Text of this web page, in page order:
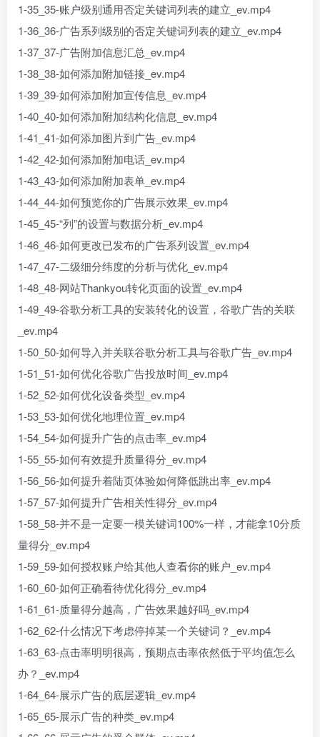
1-35_35-账户级别通用否定关键词列表的建立_ev.mp4
1-36_36-广告系列级别的否定关键词列表的建立_ev.mp4
1-37_37-广告附加信息汇总_ev.mp4
1-38_38-如何添加附加链接_ev.mp4
1-39_39-如何添加附加宣传信息_ev.mp4
1-40_40-如何添加附加结构化信息_ev.mp4
1-41_41-如何添加图片到广告_ev.mp4
1-42_42-如何添加附加电话_ev.mp4
1-43_43-如何添加附加表单_ev.mp4
1-44_44-如何预览你的广告展示效果_ev.mp4
1-45_45-“列”的设置与数据分析_ev.mp4
1-46_46-如何更改已发布的广告系列设置_ev.mp4
1-47_47-二级细分纬度的分析与优化_ev.mp4
1-48_48-网站Thankyou转化页面的设置_ev.mp4
1-49_49-谷歌分析工具的安装转化的设置，谷歌广告的关联
_ev.mp4
1-50_50-如何导入并关联谷歌分析工具与谷歌广告_ev.mp4
1-51_51-如何优化谷歌广告投放时间_ev.mp4
1-52_52-如何优化设备类型_ev.mp4
1-53_53-如何优化地理位置_ev.mp4
1-54_54-如何提升广告的点击率_ev.mp4
1-55_55-如何有效提升质量得分_ev.mp4
1-56_56-如何提升着陆页体验如何降低跳出率_ev.mp4
1-57_57-如何提升广告相关性得分_ev.mp4
1-58_58-并不是一定要一模关键词100%一样，才能拿10分质
量得分_ev.mp4
1-59_59-如何授权账户给其他人查看你的账户_ev.mp4
1-60_60-如何正确看待优化得分_ev.mp4
1-61_61-质量得分越高，广告效果越好吗_ev.mp4
1-62_62-什么情况下考虑停掉某一个关键词？_ev.mp4
1-63_63-点击率明明很高，预期点击率依然低于平均值怎么
办？_ev.mp4
1-64_64-展示广告的底层逻辑_ev.mp4
1-65_65-展示广告的种类_ev.mp4